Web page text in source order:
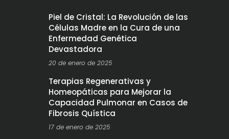
Piel de Cristal: La Revolución de las
Células Madre en la Cura de una
Enfermedad Genética
Devastadora
20 de enero de 2025
Terapias Regenerativas y
Homeopáticas para Mejorar la
Capacidad Pulmonar en Casos de
Fibrosis Quística
17 de enero de 2025